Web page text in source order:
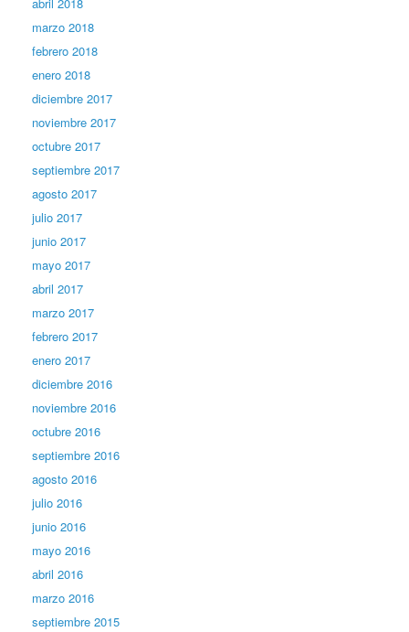
abril 2018
marzo 2018
febrero 2018
enero 2018
diciembre 2017
noviembre 2017
octubre 2017
septiembre 2017
agosto 2017
julio 2017
junio 2017
mayo 2017
abril 2017
marzo 2017
febrero 2017
enero 2017
diciembre 2016
noviembre 2016
octubre 2016
septiembre 2016
agosto 2016
julio 2016
junio 2016
mayo 2016
abril 2016
marzo 2016
septiembre 2015